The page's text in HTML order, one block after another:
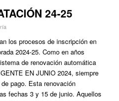
24-25
los procesos de inscripción en
2024-25. Como en años
de renovación automática
EN JUNIO 2024, siempre
pago. Esta renovación
fechas 3 y 15 de junio. Aquellos